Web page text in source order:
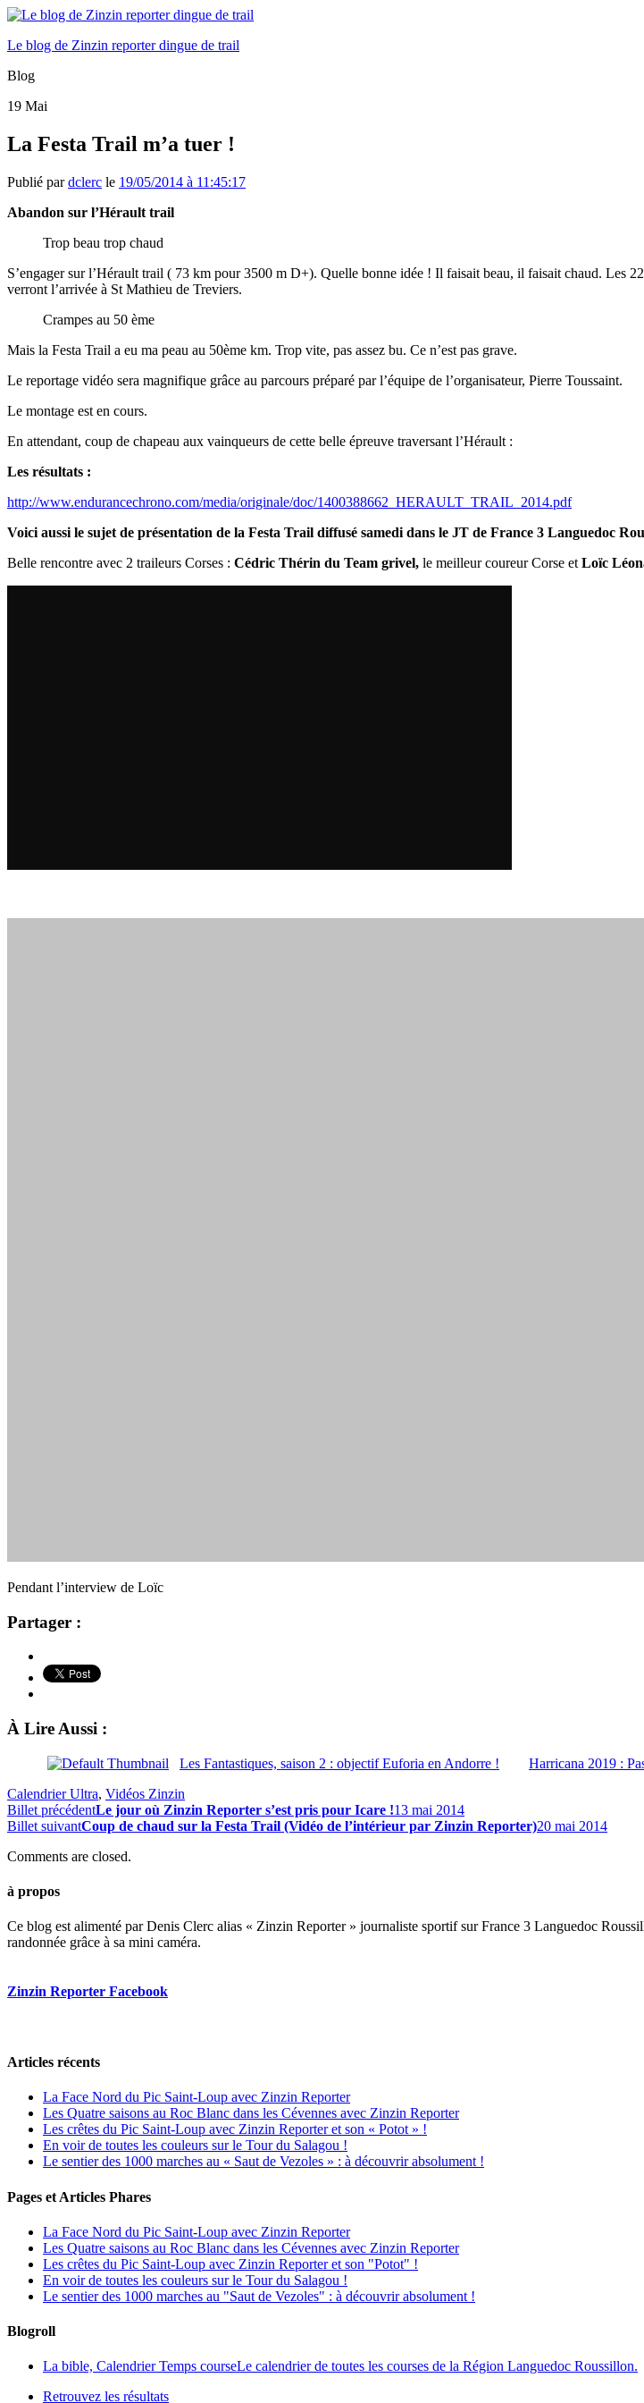
Le blog de Zinzin reporter dingue de trail
Blog
19 Mai
La Festa Trail m’a tuer !
Publié pardclerc le 19/05/2014 à 11:45:17
Abandon sur l’Hérault trail
Trop beau trop chaud
S’engager sur l’Hérault trail ( 73 km pour 3500 m D+). Quelle bonne idée ! Il faisait beau, il faisait chaud. Les
verront l’arrivée à St Mathieu de Treviers.
Crampes au 50 ème
Mais la Festa Trail a eu ma peau au 50ème km. Trop vite, pas assez bu. Ce n’est pas grave.
Le reportage vidéo sera magnifique grâce au parcours préparé par l’équipe de l’organisateur, Pierre Toussaint.
Le montage est en cours.
En attendant, coup de chapeau aux vainqueurs de cette belle épreuve traversant l’Hérault :
Les résultats :
http://www.endurancechrono.com/media/originale/doc/1400388662_HERAULT_TRAIL_2014.pdf
Voici aussi le sujet de présentation de la Festa Trail diffusé samedi dans le JT de France 3 Languedoc
Belle rencontre avec 2 traileurs Corses : Cédric Thérin du Team grivel, le meilleur coureur Corse et Loïc
Pendant l’interview de Loïc
Partager :
À Lire Aussi :
Les Fantastiques, saison 2 : objectif Euforia en Andorre ! Harricana 2019 :
Calendrier Ultra, Vidéos Zinzin
Billet précédentLe jour où Zinzin Reporter s’est pris pour Icare !13 mai 2014
Billet suivantCoup de chaud sur la Festa Trail (Vidéo de l’intérieur par Zinzin Reporter)20 mai 2014
Comments are closed.
à propos
Ce blog est alimenté par Denis Clerc alias « Zinzin Reporter » journaliste sportif sur France 3 Languedoc
randonnée grâce à sa mini caméra.
Zinzin Reporter Facebook
Articles récents
La Face Nord du Pic Saint-Loup avec Zinzin Reporter
Les Quatre saisons au Roc Blanc dans les Cévennes avec Zinzin Reporter
Les crêtes du Pic Saint-Loup avec Zinzin Reporter et son « Potot » !
En voir de toutes les couleurs sur le Tour du Salagou !
Le sentier des 1000 marches au « Saut de Vezoles » : à découvrir absolument !
Pages et Articles Phares
La Face Nord du Pic Saint-Loup avec Zinzin Reporter
Les Quatre saisons au Roc Blanc dans les Cévennes avec Zinzin Reporter
Les crêtes du Pic Saint-Loup avec Zinzin Reporter et son "Potot" !
En voir de toutes les couleurs sur le Tour du Salagou !
Le sentier des 1000 marches au "Saut de Vezoles" : à découvrir absolument !
Blogroll
La bible, Calendrier Temps courseLe calendrier de toutes les courses de la Région Languedoc Roussillon.
Retrouvez les résultats